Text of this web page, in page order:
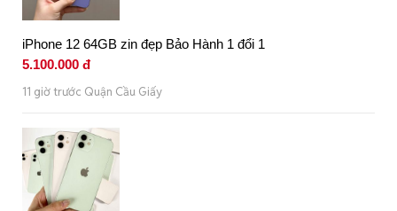
iPhone 12 64GB zin đẹp Bảo Hành 1 đổi 1
5.100.000 đ
11 giờ trước Quận Cầu Giấy